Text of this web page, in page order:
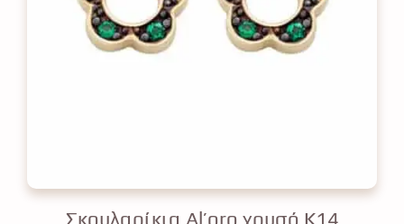
Σκουλαρίκια Αl’oro χρυσό Κ14